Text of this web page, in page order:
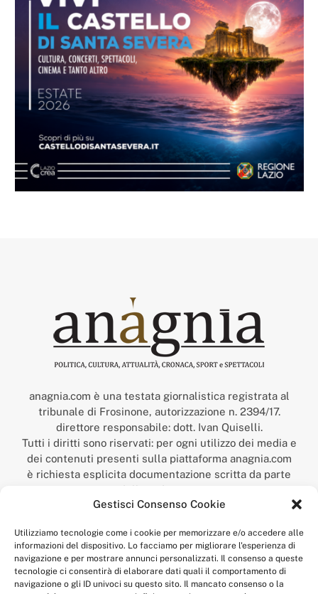
Gestisci Consenso Cookie
Utilizziamo tecnologie come i cookie per memorizzare e/o accedere alle
informazioni del dispositivo. Lo facciamo per migliorare l'esperienza di
navigazione e per mostrare annunci personalizzati. Il consenso a queste
tecnologie ci consentirà di elaborare dati quali il comportamento di
navigazione o gli ID univoci su questo sito. Il mancato consenso o la
anagnia.com è una testata giornalistica registrata al
tribunale di Frosinone, autorizzazione n. 2394/17.
direttore responsabile: dott. Ivan Quiselli.
Tutti i diritti sono riservati: per ogni utilizzo dei media e
dei contenuti presenti sulla piattaforma anagnia.com
è richiesta esplicita documentazione scritta da parte
della redazione.
“Anagnia” è un marchio registrato presso l’Ufficio Italiano
Economico,
num. registrazione: 302017000014044 del 9 febbraio 2017.
Per contatti:redazione@anagnia.com